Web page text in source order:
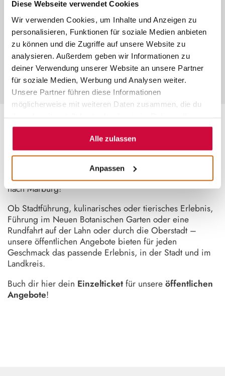
Diese Webseite verwendet Cookies
Wir verwenden Cookies, um Inhalte und Anzeigen zu
personalisieren, Funktionen für soziale Medien anbieten
zu können und die Zugriffe auf unsere Website zu
analysieren. Außerdem geben wir Informationen zu
deiner Verwendung unserer Website an unsere Partner
für soziale Medien, Werbung und Analysen weiter.
Unsere Partner führen diese Informationen
möglicherweise mit weiteren Daten zusammen, die du
Nutzung der Dienste gesammelt haben.
Alle zulassen
Anpassen
INDIVIDUELLE ERLEBNISSE
Plane dein Erlebnis ganz nach deinen
Wünschen – exklusiv für deine
Gruppe und zum Pauschalpreis.
DEIN LIEBLINGSERLEBNIS
Entdecke die Vielfalt Mittelhessens bei einem Ausflug
nach Marburg!
Ob Stadtführung, kulinarisches oder tierisches Erlebnis,
Führung im Neuen Botanischen Garten oder eine
Rundfahrt auf der Lahn oder durch die Oberstadt –
unsere öffentlichen Angebote bieten für jeden
Geschmack das passende Erlebnis, in der Stadt und im
Landkreis.
Buch dir hier dein Einzelticketfür unsereöffentlichen
Angebote!